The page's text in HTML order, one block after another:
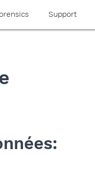
Support